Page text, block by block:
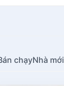
chạyNhà mới